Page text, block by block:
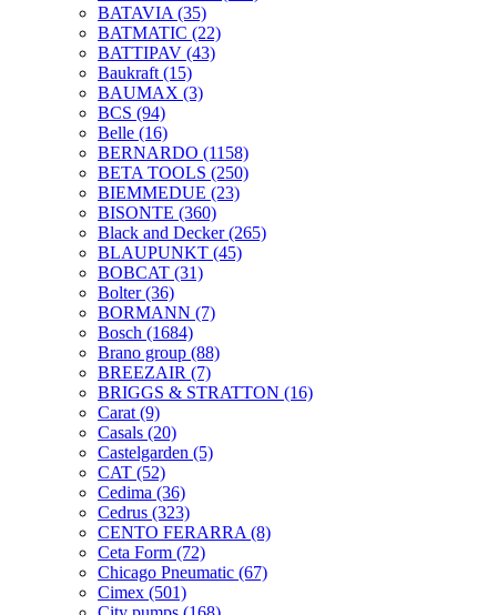
BATAVIA (35)
BATMATIC (22)
BATTIPAV (43)
Baukraft (15)
BAUMAX (3)
BCS (94)
Belle (16)
BERNARDO (1158)
BETA TOOLS (250)
BIEMMEDUE (23)
BISONTE (360)
Black and Decker(265)
BLAUPUNKT (45)
BOBCAT (31)
Bolter(36)
BORMANN (7)
Bosch (1684)
Brano group (88)
BREEZAIR (7)
BRIGGS & STRATTON (16)
Carat (9)
Casals (20)
Castelgarden (5)
CAT (52)
Cedima (36)
Cedrus (323)
CENTO FERARRA (8)
Ceta Form (72)
Chicago Pneumatic (67)
Cimex (501)